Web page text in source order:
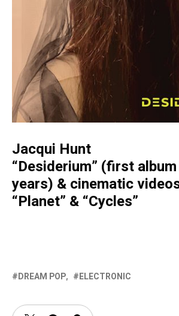
Jacqui Hunt
“Desiderium” (first
years) & cinematic
“Planet” & “Cycles”
DREAM POP ELECTRONIC